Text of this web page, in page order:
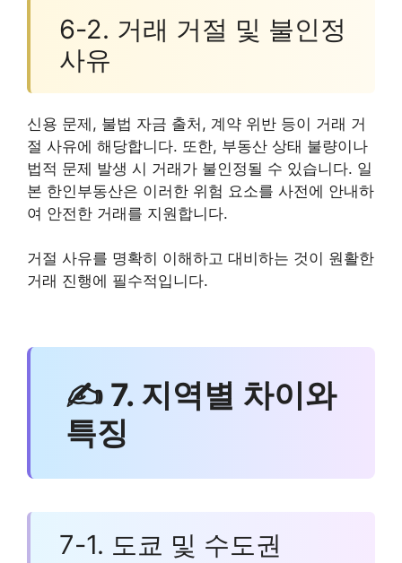
6-2. 거래 거절 및 불인정
사유
신용 문제, 불법 자금 출처, 계약 위반 등이 거래 거
절 사유에 해당합니다. 또한, 부동산 상태 불량이나
법적 문제 발생 시 거래가 불인정될 수 있습니다. 일
본 한인부동산은 이러한 위험 요소를 사전에 안내하
여 안전한 거래를 지원합니다.
거절 사유를 명확히 이해하고 대비하는 것이 원활한
거래 진행에 필수적입니다.
✍ 7. 지역별 차이와
특징
7-1. 도쿄 및 수도권